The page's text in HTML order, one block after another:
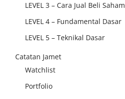
LEVEL 3 – Cara Jual Beli Saham
LEVEL 4 – Fundamental Dasar
LEVEL 5 – Teknikal Dasar
Catatan Jamet
Watchlist
Portfolio